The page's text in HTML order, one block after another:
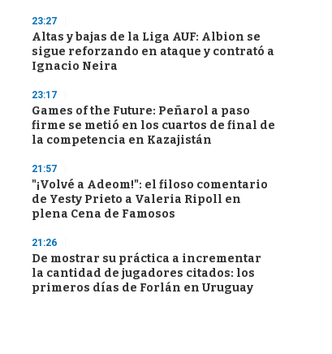
23:27
Altas y bajas de la Liga AUF: Albion se
sigue reforzando en ataque y contrató a
Ignacio Neira
23:17
Games of the Future: Peñarol a paso
firme se metió en los cuartos de final de
la competencia en Kazajistán
21:57
"¡Volvé a Adeom!": el filoso comentario
de Yesty Prieto a Valeria Ripoll en
plena Cena de Famosos
21:26
De mostrar su práctica a incrementar
la cantidad de jugadores citados: los
primeros días de Forlán en Uruguay